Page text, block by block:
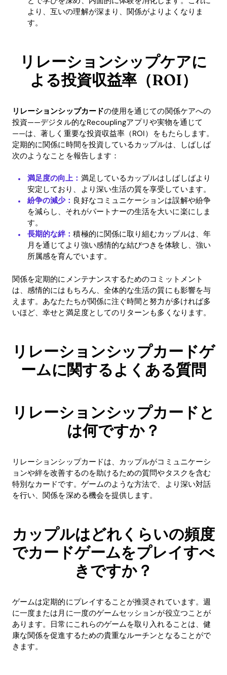
Home
Download
より、互いの理解が深まり、関係がよりよくなりま
す。
リレーションシップケアに
よる投資収益率（ROI）
リレーションシップカードの使用を通じての関係ケアへの
投資——デジタル的なRecouplingアプリや実物を通じて
——は、著しく重要な投資収益率（ROI）をもたらします。
定期的に関係に時間を投資しているカップルは、しばしば
次のようなことを報告します：
満足度の向上： 満足しているカップルはしばしばより
安定しており、より深い生活の質を享受しています。
紛争の減少： 良好なコミュニケーションは誤解や紛争
を減らし、それがパートナーの生活を大いに楽にしま
す。
長期的な絆：積極的に関係に取り組むカップルは、年
月を通じてより強い感情的な結びつきを体験し、強い
所属感を育んでいます。
関係を定期的にメンテナンスするためのコミットメント
は、感情的にはもちろん、全体的な生活の質にも影響を与
えます。あなたたちが関係に注ぐ時間と努力が多ければ多
いほど、幸せと満足度としてのリターンも多くなります。
リレーションシップカードゲ
ームに関するよくある質問
リレーションシップカードと
は何ですか？
リレーションシップカードは、カップルがコミュニケーシ
ョンや絆を改善するのを助けるための質問やタスクを含む
特別なカードです。ゲームのような方法で、より深い対話
を行い、関係を深める機会を提供します。
カップルはどれくらいの頻度
でカードゲームをプレイすべ
きですか？
ゲームは定期的にプレイすることが推奨されています。週
に一度または月に一度のゲームセッションが役立つことが
あります。日常にこれらのゲームを取り入れることは、健
康な関係を促進するための貴重なルーチンとなることがで
きます。